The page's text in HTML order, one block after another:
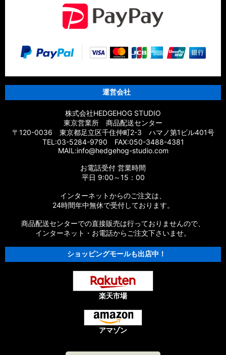
【シマノ】21エクスセンス［EXSENCE］対応 カスタムパーツ
【シマノ】20エクスセンスBB［EXSENCE BB］対応 カスタム
パーツ
【シマノ】18エクスセンスCI4+［EXSENCE CI4+］対応 カス
タムパーツ
【シマノ】17エクスセンス［EXSENCE］対応 カスタムパーツ
【シマノ】16エクスセンスLB［EXSENCE LB］対応 カスタム
【シマノ】14エクスセンスBB［EXSENCE BB］対応 カスタム
【シマノ】13エクスセンスLB［EXSENCE LB］対応 カスタム
【シマノ】12エクスセンスCI4+［EXSENCE CI4+］対応 カス
タムパーツ
【シマノ】11-12エクスセンスBB［EXSENCE BB］対応 カスタ
【シマノ】11エクスセンスLB SS［EXSENCE LB SS］対応 カ
運営会社
株式会社HEDGEHOG STUDIO
東京営業所 商品配送センター
〒120-0036 東京都足立区千住仲町2-3 ハマノ第1ビル401号
TEL:03-5284-9790 FAX:050-3488-4381
MAIL:info@hedgehog-studio.com
お電話受付 営業時間
平日 9:00～15：00
インターネットからのご注文は、
24時間年中無休で受付しております。
商品配送センターでの直接販売は行っておりませんので、
インターネット・お電話からご注文下さいませ。
ショッピングモールも出店中！
楽天市場
アマゾン